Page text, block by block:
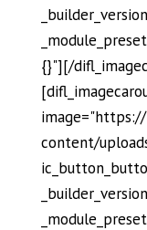
{}"][/
content/